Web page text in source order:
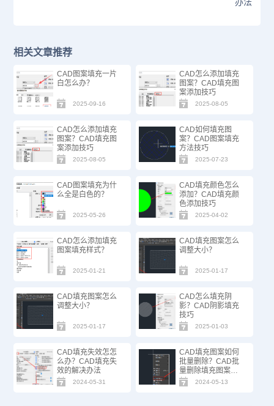
办法
相关文章推荐
CAD图案填充一片
白怎么办？
2025-09-16
CAD怎么添加填充
图案？CAD填充图
案添加技巧
2025-08-05
CAD怎么添加填充
图案？CAD填充图
案添加技巧
2025-08-05
CAD如何填充图
案？CAD图案填充
方法技巧
2025-07-23
CAD图案填充为什
么全是白色的？
2025-05-26
CAD填充颜色怎么
添加？CAD填充颜
色添加技巧
2025-04-02
CAD怎么添加填充
图案填充样式？
2025-01-21
CAD填充图案怎么
调整大小？
2025-01-17
CAD填充图案怎么
调整大小？
2025-01-17
CAD怎么填充阴
影？CAD阴影填充
技巧
2025-01-03
CAD填充失效怎怎
么办？CAD填充失
效的解决办法
2024-05-31
CAD填充图案如何
批量删除？CAD批
量删除填充图案技
巧
2024-05-13